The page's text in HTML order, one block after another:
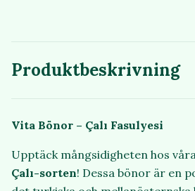
Produktbeskrivning
Vita Bönor – Çalı Fasulyesi
Upptäck mångsidigheten hos
Çalı-sorten! Dessa bönor är en